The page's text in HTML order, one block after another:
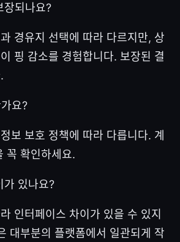
장되나요?
경유지 선택에 따라 다르지만, 상
핑 감소를 경험합니다. 보장된 결
요?
보 보호 정책에 따라 다릅니다. 계
꼭 확인하세요.
가 있나요?
인터페이스 차이가 있을 수 있지
대부분의 플랫폼에서 일관되게 작